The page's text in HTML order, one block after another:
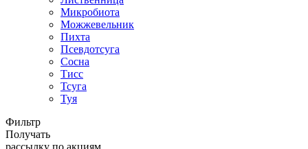
Микробиота
Можжевельник
Пихта
Псевдотсуга
Сосна
Тисс
Тсуга
Туя
Фильтр
Получать
рассылку по акциям